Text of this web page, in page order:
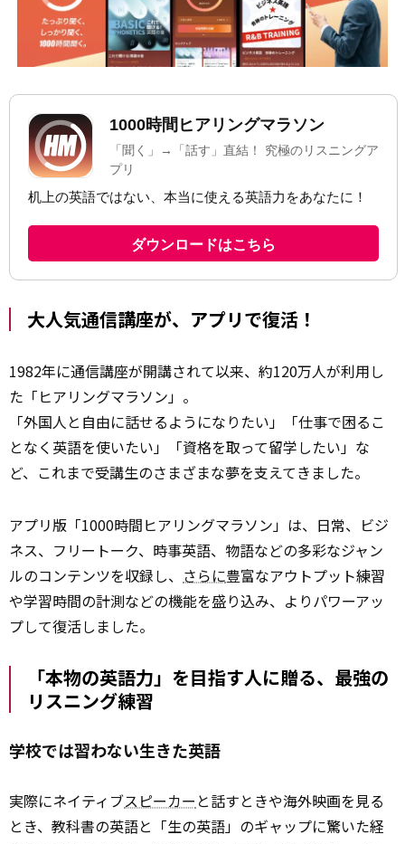
大人気通信講座が、アプリで復活！
1982年に通信講座が開講されて以来、約120万人が利用し
た「ヒアリングマラソン」。
「外国人と自由に話せるようになりたい」「仕事で困るこ
となく英語を使いたい」「資格を取って留学したい」な
ど、これまで受講生のさまざまな夢を支えてきました。
アプリ版「1000時間ヒアリングマラソン」は、日常、ビジ
ネス、フリートーク、時事英語、物語などの多彩なジャン
ルのコンテンツを収録し、 さらに豊富なアウトプット練習
や学習時間の計測などの機能を盛り込み、よりパワーアッ
プして復活しました。
「本物の英語力」を目指す人に贈る、最強の
リスニング練習
学校では習わない生きた英語
実際にネイティブスピーカー と話すときや海外映画を見る
とき、教科書の英語と「生の英語」のギャップに驚いた経